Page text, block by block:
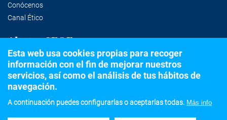
Conócenos
Canal Ético
Alertas CEOE
Suscríbete a la newsletter
Esta web usa cookies propias para recoger
información con el fin de mejorar nuestros
servicios, así como el análisis de tus hábitos de
navegación.
A continuación puedes configurarlas o aceptarlas todas. Más info